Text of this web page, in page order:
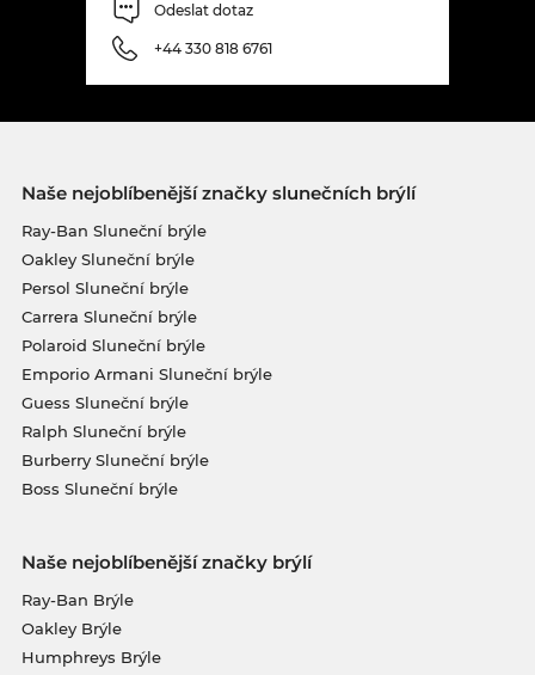
Odeslat dotaz
+44 330 818 6761
Naše nejoblíbenější značky slunečních brýlí
Ray-Ban Sluneční brýle
Oakley Sluneční brýle
Persol Sluneční brýle
Carrera Sluneční brýle
Polaroid Sluneční brýle
Emporio Armani Sluneční brýle
Guess Sluneční brýle
Ralph Sluneční brýle
Burberry Sluneční brýle
Boss Sluneční brýle
Naše nejoblíbenější značky brýlí
Ray-Ban Brýle
Oakley Brýle
Humphreys Brýle